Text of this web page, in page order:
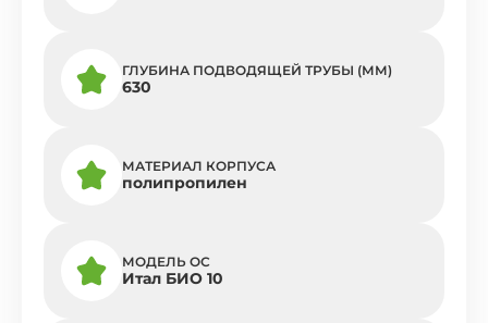
ГЛУБИНА ПОДВОДЯЩЕЙ ТРУБЫ (ММ)
630
МАТЕРИАЛ КОРПУСА
полипропилен
МОДЕЛЬ ОС
Итал БИО 10